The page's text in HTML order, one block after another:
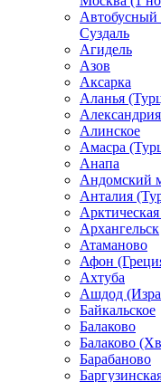
Автобусный
Суздаль
Агидель
Азов
Аксарка
Аланья
Алинское
Амасра
Анапа
Андомский
Анталия
Архангельск
Атаманово
Афон
Ахтуба
Ашдод
Байкальское
Балаково
Балаково
Барабаново